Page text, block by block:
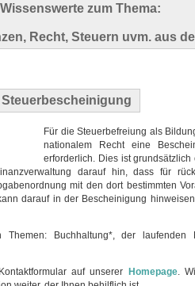
zum Thema:
Recht, Steuern uvm. aus
Für die Steuerbefreiung als
nationalem Recht eine
erforderlich. Dies ist
darauf hin, dass für
mit den dort bestimmten
darauf in der Bescheinigung
Buchhaltung*, der laufenden
auf unserer Homepage.